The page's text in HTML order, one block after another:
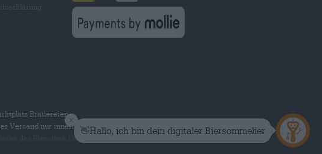
Brauereien
Versand nur innerhalb Deutschlands.
der Bierothek Group GmbH. Alle Rechte vorbehalten.